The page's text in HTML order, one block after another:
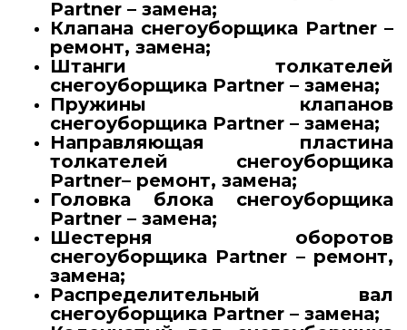
Partner – замена;
Клапана снегоуборщика Partner –
ремонт, замена;
Штанги толкателей
снегоуборщика Partner – замена;
Пружины клапанов
снегоуборщика Partner – замена;
Направляющая пластина
толкателей снегоуборщика
Partner– ремонт, замена;
Головка блока снегоуборщика
Partner – замена;
Шестерня оборотов
снегоуборщика Partner – ремонт,
замена;
Распределительный вал
снегоуборщика Partner – замена;